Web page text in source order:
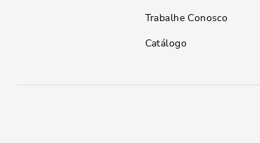
Trabalhe Conosco
Catálogo